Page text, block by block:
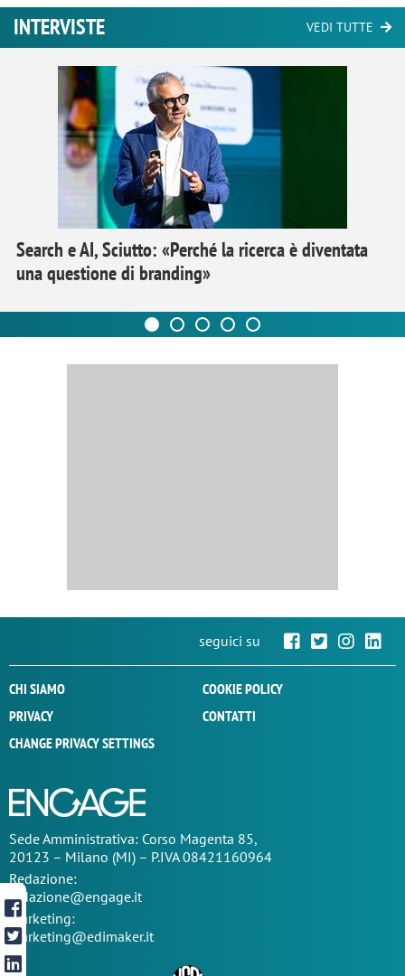
INTERVISTE VEDI TUTTE
Search e AI, Sciutto: «Perché la ricerca è diventata
una questione di branding»
seguici su
CHI SIAMO
COOKIE POLICY
PRIVACY
CONTATTI
CHANGE PRIVACY SETTINGS
SedeAmministrativa: Corso Magenta 85,
20123 – Milano (MI) – P.IVA 08421160964
Redazione:
redazione@engage.it
Marketing:
marketing@edimaker.it